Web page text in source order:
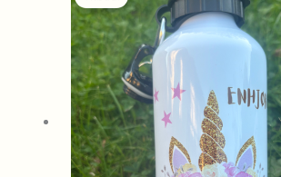
pris
var:
119,00 kr..
pris
er:
99,00 kr..